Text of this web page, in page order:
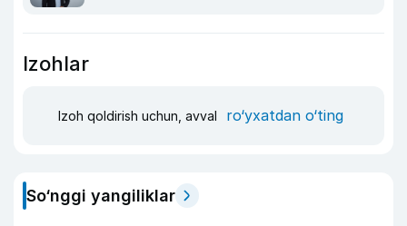
Izohlar
Izoh qoldirish uchun, avval ro‘yxatdan o‘ting
So‘nggi yangiliklar